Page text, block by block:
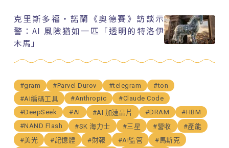
克里斯多福・諾蘭《奧德賽》訪談示
警：AI 風險猶如一匹「透明的特洛伊
木馬」
#gram #Parvel Durov #telegram
#ton
#AI編碼工具
#Anthropic
#Claude Code
#DeepSeek
#AI #AI 加速晶片 #DRAM
#HBM
#NAND Flash
#SK 海力士 #三星 #營收
#產能
#美光
#記憶體 #財報 #AI監管
#馬斯克